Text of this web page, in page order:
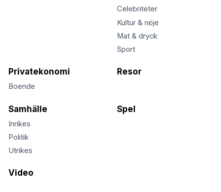
Celebriteter
Kultur & nöje
Mat & dryck
Sport
Privatekonomi
Boende
Resor
Samhälle
Inrikes
Politik
Utrikes
Spel
Video